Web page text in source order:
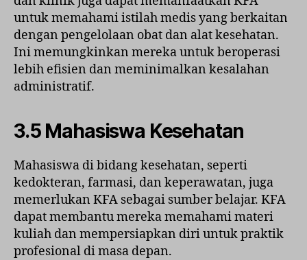
untuk memahami istilah medis yang berkaitan
dengan pengelolaan obat dan alat kesehatan.
Ini memungkinkan mereka untuk beroperasi
lebih efisien dan meminimalkan kesalahan
administratif.
3.5 Mahasiswa Kesehatan
Mahasiswa di bidang kesehatan, seperti
kedokteran, farmasi, dan keperawatan, juga
memerlukan KFA sebagai sumber belajar. KFA
dapat membantu mereka memahami materi
kuliah dan mempersiapkan diri untuk praktik
profesional di masa depan.